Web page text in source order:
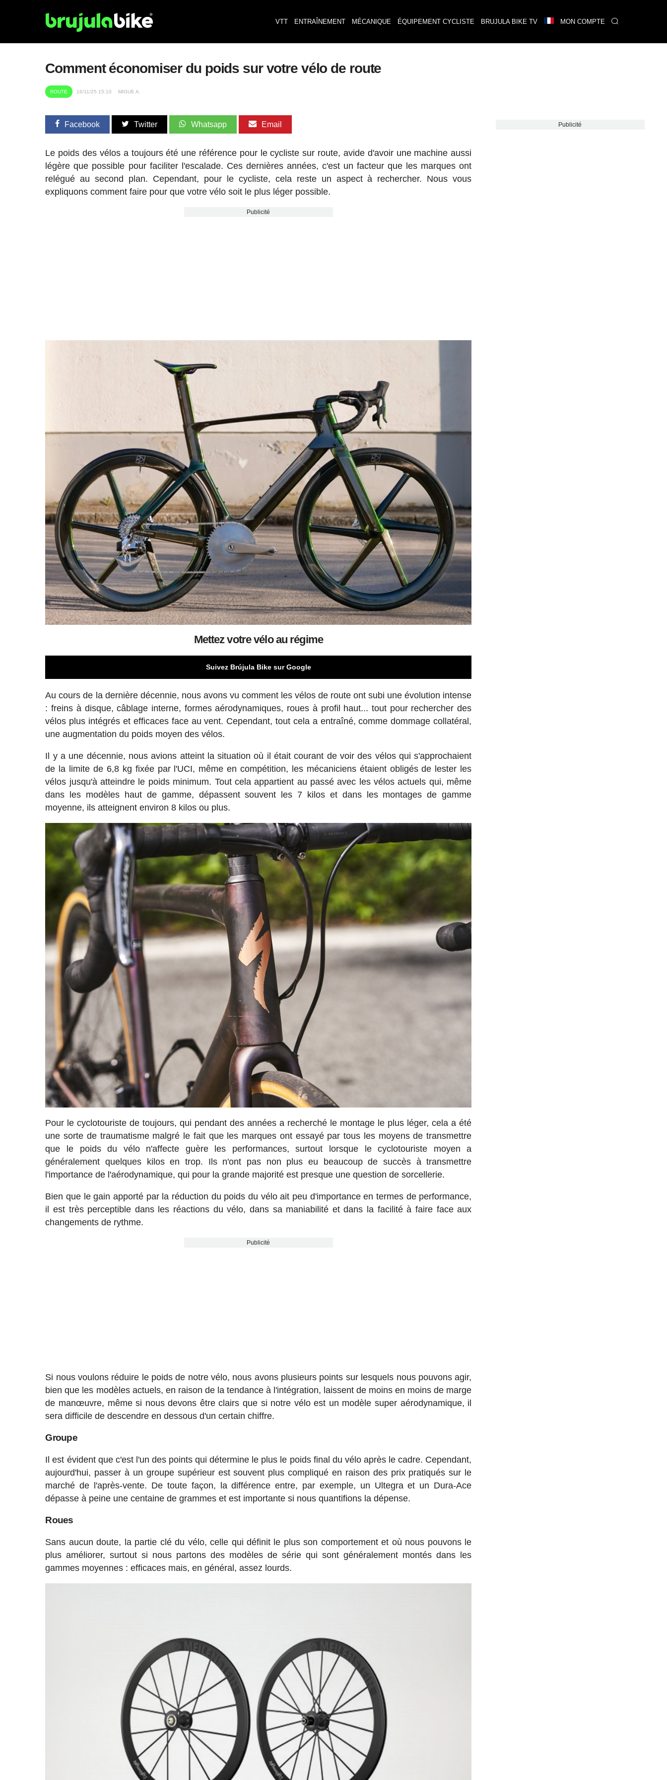
VTT ENTRAÎNEMENT MÉCANIQUE ÉQUIPEMENT CYCLISTE BRUJULA BIKE TV MON COMPTE
Comment économiser du poids sur votre vélo de route
ROUTE 16/11/25 15:10 MIGUE A.
Facebook Twitter Whatsapp Email
Le poids des vélos a toujours été une référence pour le cycliste sur route, avide d'avoir une machine aussi
légère que possible pour faciliter l'escalade. Ces dernières années, c'est un facteur que les marques ont
relégué au second plan. Cependant, pour le cycliste, cela reste un aspect à rechercher. Nous vous
expliquons comment faire pour que votre vélo soit le plus léger possible.
Publicité
Mettez votre vélo au régime
Suivez Brújula Bike sur Google
Au cours de la dernière décennie, nous avons vu comment les vélos de route ont subi une évolution intense
: freins à disque, câblage interne, formes aérodynamiques, roues à profil haut... tout pour rechercher des
vélos plus intégrés et efficaces face au vent. Cependant, tout cela a entraîné, comme dommage collatéral,
une augmentation du poids moyen des vélos.
Il y a une décennie, nous avions atteint la situation où il était courant de voir des vélos qui s'approchaient
de la limite de 6,8 kg fixée par l'UCI, même en compétition, les mécaniciens étaient obligés de lester les
vélos jusqu'à atteindre le poids minimum. Tout cela appartient au passé avec les vélos actuels qui, même
dans les modèles haut de gamme, dépassent souvent les 7 kilos et dans les montages de gamme
moyenne, ils atteignent environ 8 kilos ou plus.
Pour le cyclotouriste de toujours, qui pendant des années a recherché le montage le plus léger, cela a été
une sorte de traumatisme malgré le fait que les marques ont essayé par tous les moyens de transmettre
que le poids du vélo n'affecte guère les performances, surtout lorsque le cyclotouriste moyen a
généralement quelques kilos en trop. Ils n'ont pas non plus eu beaucoup de succès à transmettre
l'importance de l'aérodynamique, qui pour la grande majorité est presque une question de sorcellerie.
Bien que le gain apporté par la réduction du poids du vélo ait peu d'importance en termes de performance,
il est très perceptible dans les réactions du vélo, dans sa maniabilité et dans la facilité à faire face aux
changements de rythme.
Publicité
Si nous voulons réduire le poids de notre vélo, nous avons plusieurs points sur lesquels nous pouvons agir,
bien que les modèles actuels, en raison de la tendance à l'intégration, laissent de moins en moins de marge
de manœuvre, même si nous devons être clairs que si notre vélo est un modèle super aérodynamique, il
sera difficile de descendre en dessous d'un certain chiffre.
Groupe
Il est évident que c'est l'un des points qui détermine le plus le poids final du vélo après le cadre. Cependant,
aujourd'hui, passer à un groupe supérieur est souvent plus compliqué en raison des prix pratiqués sur le
marché de l'après-vente. De toute façon, la différence entre, par exemple, un Ultegra et un Dura-Ace
dépasse à peine une centaine de grammes et est importante si nous quantifions la dépense.
Roues
Sans aucun doute, la partie clé du vélo, celle qui définit le plus son comportement et où nous pouvons le
plus améliorer, surtout si nous partons des modèles de série qui sont généralement montés dans les
gammes moyennes : efficaces mais, en général, assez lourds.
Publicité